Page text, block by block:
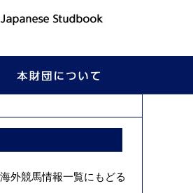
外競馬情報一覧にもどる